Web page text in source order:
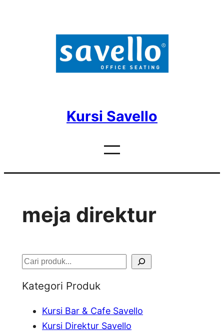
Kursi Savello
meja direktur
S
Kategori Produk
Kursi Bar & Cafe Savello
Kursi Direktur Savello